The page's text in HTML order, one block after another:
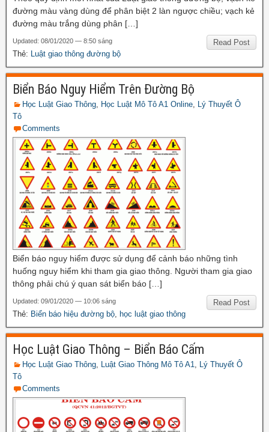
đường màu vàng dùng để phân biệt 2 làn ngược chiều; vạch kẻ
đường màu trắng dùng phân […]
Read Post
Updated: 08/01/2020 — 8:50 sáng
Thẻ: Luật giao thông đường bộ
Biển Báo Nguy Hiểm Trên Đường Bộ
Học Luật Giao Thông Học Luật Mô Tô A1 Online Lý Thuyết Ô
Tô
Comments
Biển báo nguy hiểm được sử dụng để cảnh báo những tình
huống nguy hiểm khi tham gia giao thông. Người tham gia giao
thông phải chú ý quan sát biển báo […]
Read Post
Updated: 09/01/2020 — 10:06 sáng
Thẻ: Biển báo hiệu đường bộ học luật giao thông
Học Luật Giao Thông – Biển Báo Cấm
Học Luật Giao Thông Luật Giao Thông Mô Tô A1
Lý Thuyết Ô
Tô
Comments